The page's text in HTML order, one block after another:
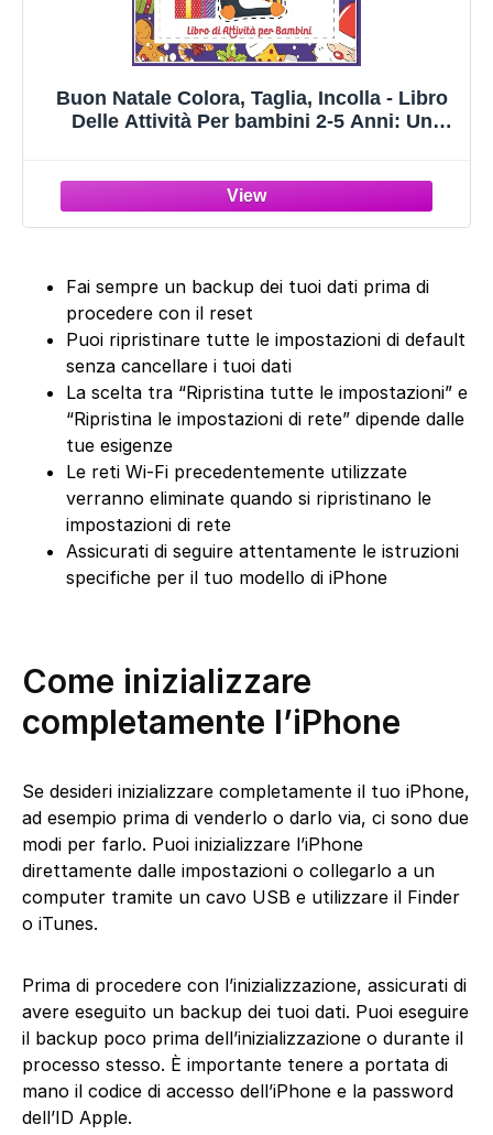
Buon Natale Colora, Taglia, Incolla - Libro
Delle Attività Per bambini 2-5 Anni: Un
Fai sempre un backup dei tuoi dati prima di
procedere con il reset
Puoi ripristinare tutte le impostazioni di default
senza cancellare i tuoi dati
La scelta tra “Ripristina tutte le impostazioni” e
“Ripristina le impostazioni di rete” dipende dalle
tue esigenze
Le reti Wi-Fi precedentemente utilizzate
verranno eliminate quando si ripristinano le
impostazioni di rete
Assicurati di seguire attentamente le istruzioni
specifiche per il tuo modello di iPhone
Come inizializzare
completamente l’iPhone
Se desideri inizializzare completamente il tuo iPhone,
ad esempio prima di venderlo o darlo via, ci sono due
modi per farlo. Puoi inizializzare l’iPhone
direttamente dalle impostazioni o collegarlo a un
computer tramite un cavo USB e utilizzare il Finder
o iTunes.
Prima di procedere con l’inizializzazione, assicurati di
avere eseguito un backup dei tuoi dati. Puoi eseguire
il backup poco prima dell’inizializzazione o durante il
processo stesso. È importante tenere a portata di
mano il codice di accesso dell’iPhone e la password
dell’ID Apple.